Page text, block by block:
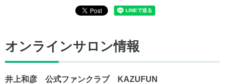
オンラインサロン情報
井上和彦 公式ファンクラブ KAZUFUN